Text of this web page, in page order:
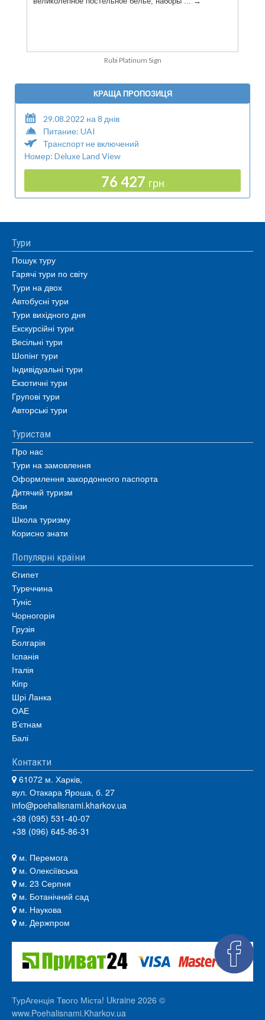
Rubi Platinum Sign
КРАЩА ПРОПОЗИЦЯ
29.08.2022 на 8 днів
Питание: UAI
Транспорт не включений
Номер: Deluxe Land View
76 427 грн
Тури
Пошук туру
Гарячі тури по світу
Тури на двох
Автобусні тури
Тури вихідного дня
Екскурсійні тури
Весільні тури
Шопінг тури
Індивідуальні тури
Екзотичні тури
Групові тури
Авторські тури
Туристам
Про нас
Тури на замовлення
Оформлення закордонного паспорта
Дитячий туризм
Візи
Школа туризму
Корисно знати
Популярні країни
Єгипет
Туреччина
Туніс
Чорногорія
Грузія
Болгарія
Іспанія
Італія
Кіпр
Шрі Ланка
ОАЕ
В’єтнам
Балі
Контакти
61072 м. Харків,
вул. Отакара Яроша, б. 27
info@poehalisnami.kharkov.ua
+38 (095) 531-40-07
+38 (096) 645-86-31
м. Перемога
м. Олексіївська
м. 23 Серпня
м. Ботанічний сад
м. Наукова
м. Держпром
ТурАгенція Твого Міста! Ukraine 2026 ©
www.Poehalisnami.Kharkov.ua